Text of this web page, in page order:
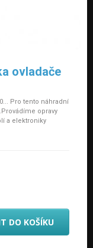
ovladače
Pro tento náhradní
opravy
a elektroniky
DO KOŠÍKU